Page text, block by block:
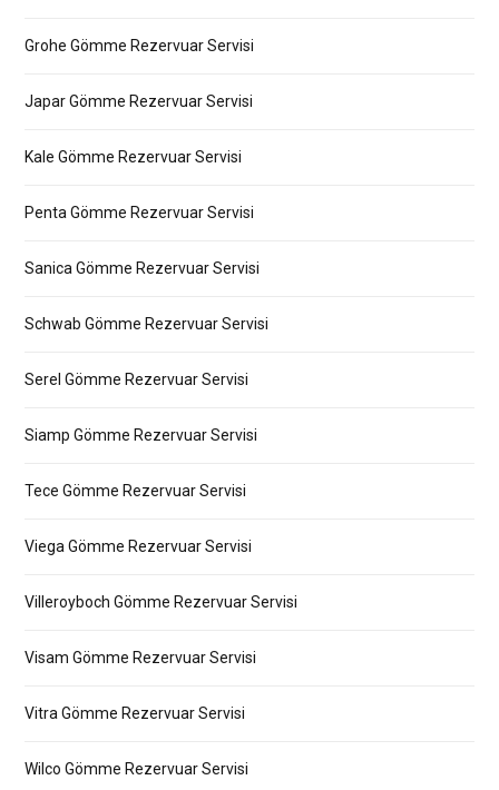
Grohe Gömme Rezervuar Servisi
Japar Gömme Rezervuar Servisi
Kale Gömme Rezervuar Servisi
Penta Gömme Rezervuar Servisi
Sanica Gömme Rezervuar Servisi
Schwab Gömme Rezervuar Servisi
Serel Gömme Rezervuar Servisi
Siamp Gömme Rezervuar Servisi
Tece Gömme Rezervuar Servisi
Viega Gömme Rezervuar Servisi
Villeroyboch Gömme Rezervuar Servisi
Visam Gömme Rezervuar Servisi
Vitra Gömme Rezervuar Servisi
Wilco Gömme Rezervuar Servisi